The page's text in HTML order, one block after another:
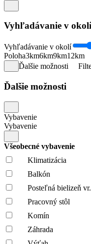
Vyhľadávanie v okolí
Vyhľadávanie v okolí
Poloha3km6km9km12km
Ďalšie možnosti
Ďalšie možnosti
Vybavenie
Vybavenie
Všeobecné vybavenie
Klimatizácia
Balkón
Posteľná bielizeň vr.
Pracovný stôl
Komín
Záhrada